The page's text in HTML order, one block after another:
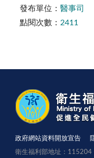
發布單位： 醫事司
點閱次數： 2411
政府網站資料開放宣告
衛生福利部地址：115204